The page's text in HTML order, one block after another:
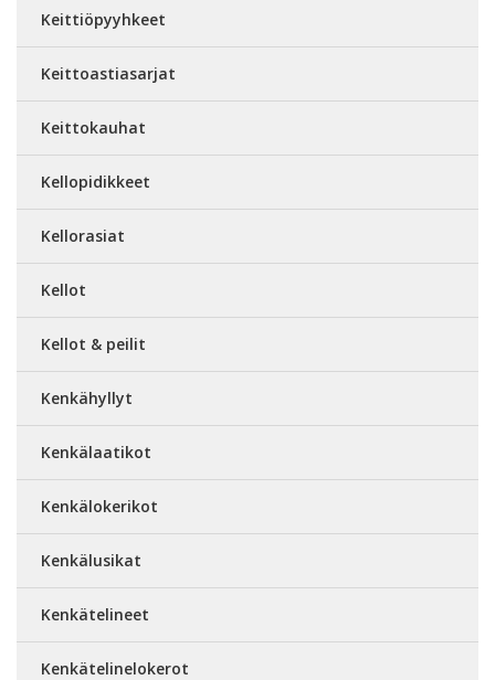
Keittiöpyyhkeet
Keittoastiasarjat
Keittokauhat
Kellopidikkeet
Kellorasiat
Kellot
Kellot & peilit
Kenkähyllyt
Kenkälaatikot
Kenkälokerikot
Kenkälusikat
Kenkätelineet
Kenkätelinelokerot